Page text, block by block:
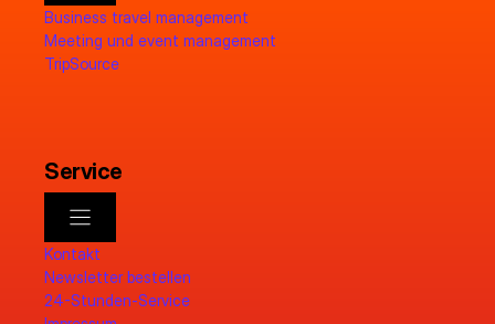
Business travel management
Meeting und event management
TripSource
Service
Kontakt
Newsletter bestellen
24-Stunden-Service